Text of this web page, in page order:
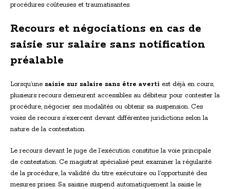
procédures coûteuses et traumatisantes.
Recours et négociations en cas de
saisie sur salaire sans notification
préalable
Lorsqu’une saisie sur salaire sans être averti est déjà en cours,
plusieurs recours demeurent accessibles au débiteur pour contester la
procédure, négocier ses modalités ou obtenir sa suspension. Ces
voies de recours s’exercent devant différentes juridictions selon la
nature de la contestation.
Le recours devant le juge de l’exécution constitue la voie principale
de contestation. Ce magistrat spécialisé peut examiner la régularité
de la procédure, la validité du titre exécutoire ou l’opportunité des
mesures prises. Sa saisine suspend automatiquement la saisie le